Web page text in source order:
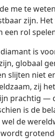
me te
zijn.
een rol
diamant is
globaal
slijten niet
zij
prachtig —
is de
de